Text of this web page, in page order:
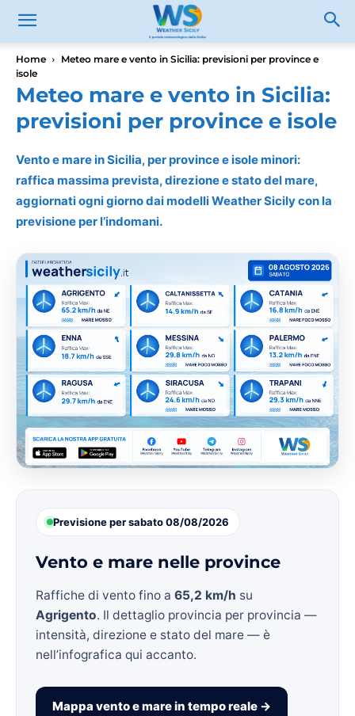
Home
Meteo mare e vento in Sicilia: previsioni per province e
isole
Meteo mare e vento in Sicilia:
previsioni per province e isole
Vento e mare in Sicilia, per province e isole minori:
raffica massima prevista, direzione e stato del mare,
aggiornati ogni giorno dai modelli Weather Sicily con la
previsione per l’indomani.
Previsione per sabato 08/08/2026
Vento e mare nelle province
Raffiche di vento fino a 65,2 km/h su
Agrigento. Il dettaglio provincia per provincia —
intensità, direzione e stato del mare — è
nell’infografica qui accanto.
Mappa vento e mare in tempo reale →